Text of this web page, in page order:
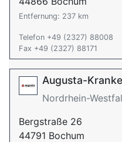
Entfernung: 237 km
Telefon +49 (2327) 88008
Fax +49 (2327) 88171
Augusta-
Nordrhein-
Bergstraße 26
44791 Bochum